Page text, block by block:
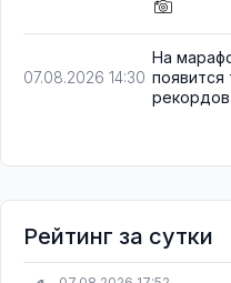
07.08.2026 14:30
На
появится
рекордов
Рейтинг за сутки